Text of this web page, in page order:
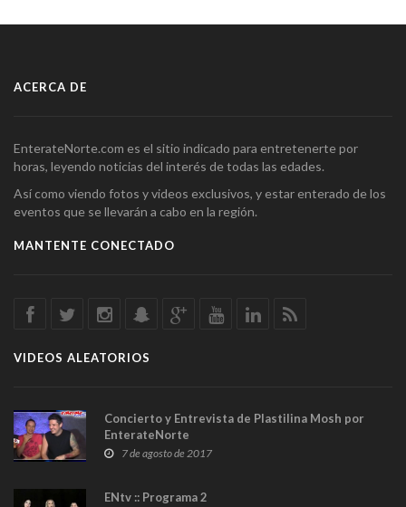
ACERCA DE
EnterateNorte.com es el sitio indicado para entretenerte por
horas, leyendo noticias del interés de todas las edades.
Así como viendo fotos y videos exclusivos, y estar enterado de los
eventos que se llevarán a cabo en la región.
MANTENTE CONECTADO
VIDEOS ALEATORIOS
Concierto y Entrevista de Plastilina Mosh por
EnterateNorte
7 de agosto de 2017
ENtv :: Programa 2